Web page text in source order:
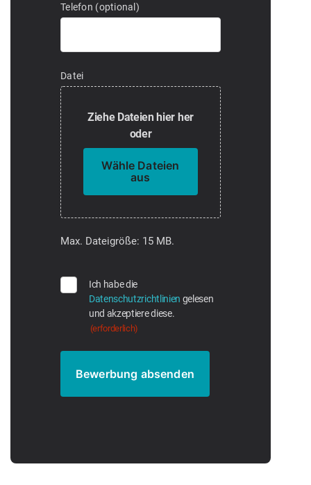
Telefon (optional)
Datei
Ziehe Dateien hier her
oder
Wähle Dateien
aus
Max. Dateigröße: 15 MB.
Ich habe die
Datenschutzrichtlinien gelesen
und akzeptiere diese.
(erforderlich)